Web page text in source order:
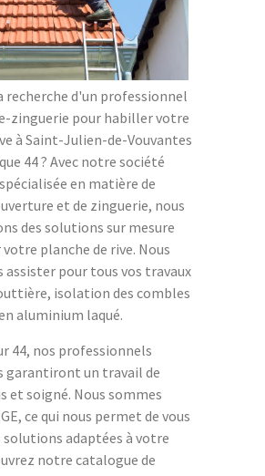
recherche d'un professionnel
zinguerie pour habiller votre
à Saint-Julien-de-Vouvantes
44 ? Avec notre société
en matière de
et de zinguerie, nous
des solutions sur mesure
planche de rive. Nous
assister pour tous vos travaux
isolation des combles
aluminium laqué.
44, nos professionnels
garantiront un travail de
et soigné. Nous sommes
ce qui nous permet de vous
solutions adaptées à votre
notre catalogue de